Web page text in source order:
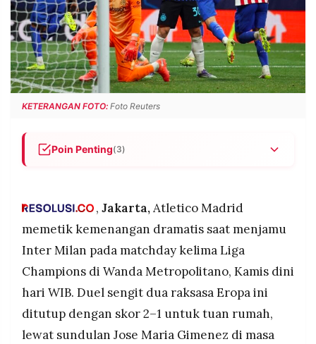
POLICY WARGA
INFORMASI
IKLAN
KIRIM
TULISAN
PENGADUAN TERM
OF
SERVICE
IKUTI
KAMI
©
RESOLUSI
PRAMUDITA
KETERANGAN FOTO: Foto Reuters
Poin Penting(3)
Gol Atletico dicetak Alvarez dan Gimenez,
sementara Inter membalas lewat Zielinski.
Atletico kini mengoleksi 9 poin, Inter tetap
, Jakarta,Atletico Madrid
memetik kemenangan dramatis saat menjamu
Inter Milan pada matchday kelima Liga
Champions di Wanda Metropolitano, Kamis dini
hari WIB. Duel sengit dua raksasa Eropa ini
ditutup dengan skor 2–1 untuk tuan rumah,
lewat sundulan Jose Maria Gimenez di masa